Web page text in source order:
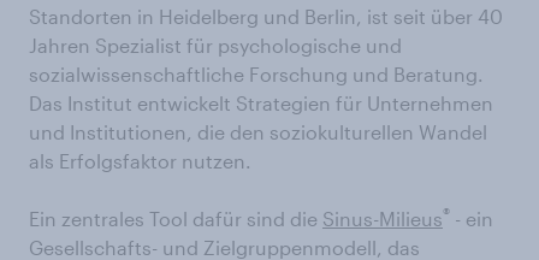
Standorten in Heidelberg und Berlin, ist seit über 40
Jahren Spezialist für psychologische und
sozialwissenschaftliche Forschung und Beratung.
Das Institut entwickelt Strategien für Unternehmen
und Institutionen, die den soziokulturellen Wandel
als Erfolgsfaktor nutzen.
Ein zentrales Tool dafür sind die Sinus-Milieus® - ein
Gesellschafts- und Zielgruppenmodell, das